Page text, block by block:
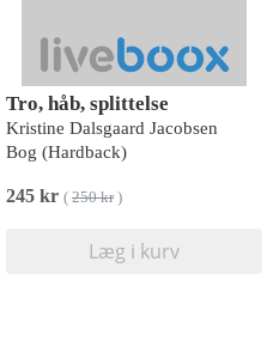
Tro, håb, splittelse
Kristine Dalsgaard Jacobsen
Bog (Hardback)
245 kr ( 250 kr)
Læg i kurv